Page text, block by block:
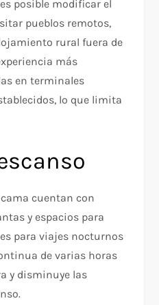
posible modificar el
pueblos remotos,
rural fuera de
más
en terminales
lo que limita
cuentan con
y espacios para
para viajes nocturnos
de varias horas
y disminuye las